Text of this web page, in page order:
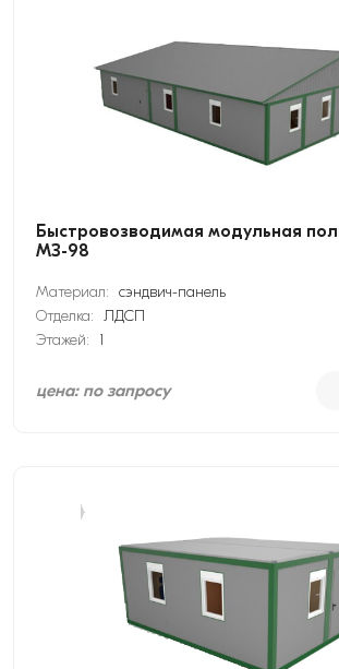
Быстровозводимая модульная
МЗ-98
Материал: сэндвич-панель
Отделка: ЛДСП
Этажей:
1
цена: по запросу